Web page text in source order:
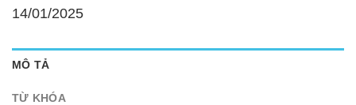
14/01/2025
MÔ TẢ
TỪ KHÓA